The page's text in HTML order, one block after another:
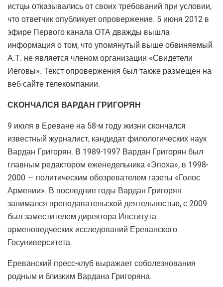
истцы отказывались от своих требований при условии,
что ответчик опубликует опровержение. 5 июня 2012 в
эфире Первого канала ОТА дважды вышла
информация о том, что упомянутый выше обвиняемый
А.Т. не является членом организации «Свидетели
Иеговы». Текст опровержения был также размещен на
веб-сайте телекомпании.
СКОНЧАЛСЯ ВАРДАН ГРИГОРЯН
9 июля в Ереване на 58-м году жизни скончался
известный журналист, кандидат филологических наук
Вардан Григорян. В 1989-1997 Вардан Григорян был
главным редактором еженедельника «Эпоха», в 1998-
2000 — политическим обозревателем газеты «Голос
Армении». В последние годы Вардан Григорян
занимался преподавательской деятельностью, с 2009
был заместителем директора Института
арменоведческих исследований Ереванского
Госуниверситета.
Ереванский пресс-клуб выражает соболезнования
родным и близким Вардана Григоряна.